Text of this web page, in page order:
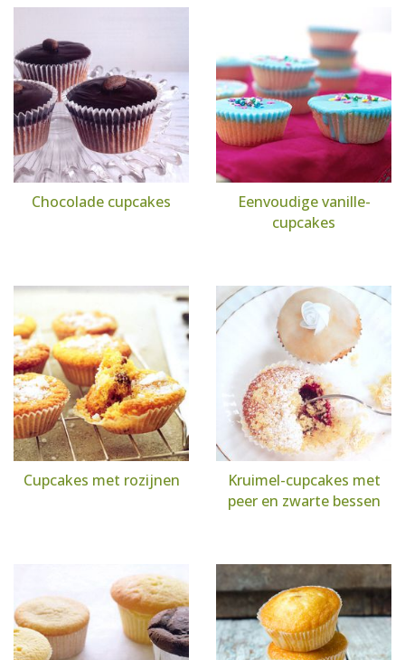
Chocolade cupcakes
Eenvoudige vanille-
cupcakes
Cupcakes met rozijnen
Kruimel-cupcakes met
peer en zwarte bessen